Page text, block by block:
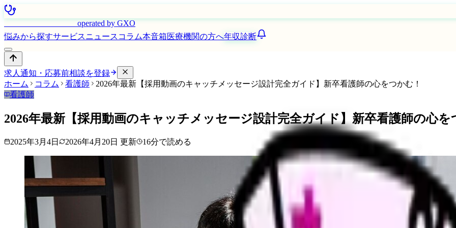
operated by GXO
悩みから探すサービスニュース コラム本音箱医療機関の方へ年収診断
求人通知・応募前相談を登録
ホーム
コラム 看護師
2026年最新【採用動画のキャッチメッセージ設計完全ガイド】新卒看護師の心をつかむ！
看護師
2026年最新【採用動画のキャッチメッセージ設計完全ガイド】新卒看護師の心を
2025年3月4日 2026年4月20日 更新 16分で読める